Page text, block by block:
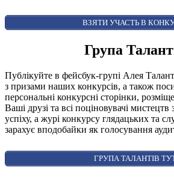
AUDIENCE
ВЗЯТИ УЧАСТЬ В
Група
Публікуйте в фейсбук-групі Алея
з призами наших конкурсів, а також
персональні конкурсні сторінки,
Ваші друзі та всі поціновувачі
успіху, а журі конкурсу глядацьких та
зарахує вподобайки як голосування
ГРУПА ТАЛАНТІВ